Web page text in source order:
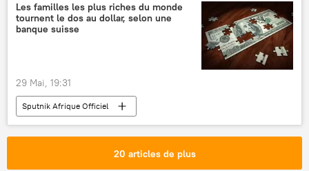
Les familles les plus riches du monde
tournent le dos au dollar, selon une
banque suisse
29 Mai, 19:31
Sputnik Afrique Officiel
20 articles de plus